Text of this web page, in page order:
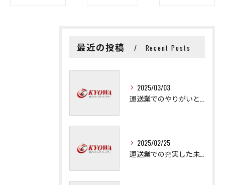
最近の投稿 Recent Posts
2025/03/03
2025/02/25